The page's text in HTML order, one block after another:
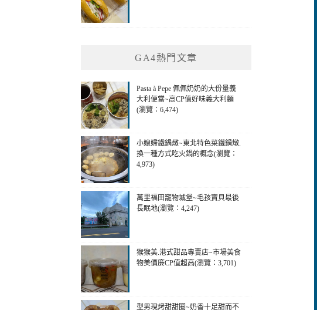
GA4熱門文章
Pasta à Pepe 佩佩奶奶的大份量義
大利便當~高CP值好味義大利麵
(瀏覽：6,474)
小媳婦鐵鍋燉~東北特色菜鐵鍋燉.
換一種方式吃火鍋的概念(瀏覽：
4,973)
萬里福田竉物城堡~毛孩寶貝最後
長眠地(瀏覽：4,247)
猴猴美.港式甜品專賣店~市場美食
物美價廉CP值超高(瀏覽：3,701)
型男現烤甜甜圈~奶香十足甜而不